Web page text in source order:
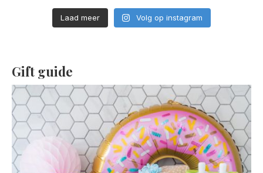
Laad meer Volg op instagram
Gift guide